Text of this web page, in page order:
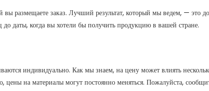
вы размещаете заказ. Лучший результат, который мы ведем, — это
даты, когда вы хотели бы получить продукцию в вашей стране.
индивидуально. Как мы знаем, на цену может влиять
цены на материалы могут постоянно меняться. Пожалуйста,